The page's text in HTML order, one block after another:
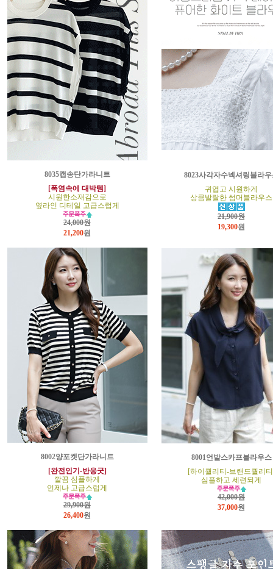
8035캡송단가라니트
[폭염속에 대박템]
시원한소재감으로
옆라인 디테일 고급스럽게
24,000원
21,200원
8023사각자수넥셔링블라우
귀엽고 시원하게
상큼발랄한 썸머블라우스
21,900원
19,300원
8002양포켓단가라니트
[완전인기-반응굿]
깔끔 심플하게
언제나 고급스럽게
29,900원
26,400원
8001언발스카프블라우스
[하이퀄리티-브랜드퀄리
심플하고 세련되게
42,000원
37,000원